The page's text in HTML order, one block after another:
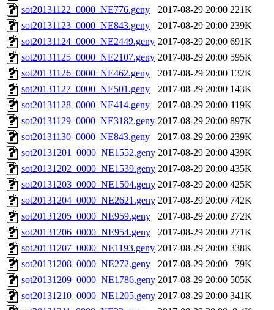
sot20131122_0000_NE776.geny
2017-08-29 20:00 221K
sot20131123_0000_NE843.geny
2017-08-29 20:00 239K
sot20131124_0000_NE2449.geny 2017-08-29 20:00 691K
sot20131125_0000_NE2107.geny 2017-08-29 20:00 595K
sot20131126_0000_NE462.geny
2017-08-29 20:00 132K
sot20131127_0000_NE501.geny
2017-08-29 20:00 143K
sot20131128_0000_NE414.geny
2017-08-29 20:00 119K
sot20131129_0000_NE3182.geny 2017-08-29 20:00 897K
sot20131130_0000_NE843.geny
2017-08-29 20:00 239K
sot20131201_0000_NE1552.geny 2017-08-29 20:00 439K
sot20131202_0000_NE1539.geny 2017-08-29 20:00 435K
sot20131203_0000_NE1504.geny 2017-08-29 20:00 425K
sot20131204_0000_NE2621.geny 2017-08-29 20:00 742K
sot20131205_0000_NE959.geny
2017-08-29 20:00 272K
sot20131206_0000_NE954.geny
2017-08-29 20:00 271K
sot20131207_0000_NE1193.geny 2017-08-29 20:00 338K
sot20131208_0000_NE272.geny
2017-08-29 20:00
79K
sot20131209_0000_NE1786.geny 2017-08-29 20:00 505K
sot20131210_0000_NE1205.geny 2017-08-29 20:00 341K